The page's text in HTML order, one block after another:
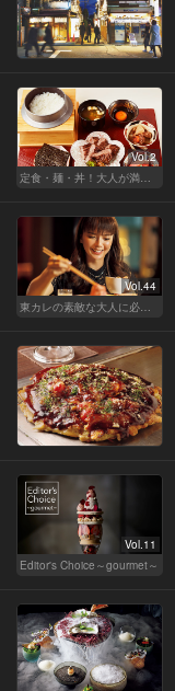
Vol.2
Vol.44
Vol.11
Editor's Choice～gourmet～